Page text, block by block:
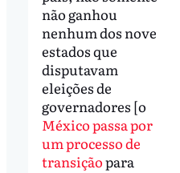
não ganhou
nenhum dos nove
estados que
disputavam
eleições de
governadores [o
México passa por
um processo de
transiçãopara